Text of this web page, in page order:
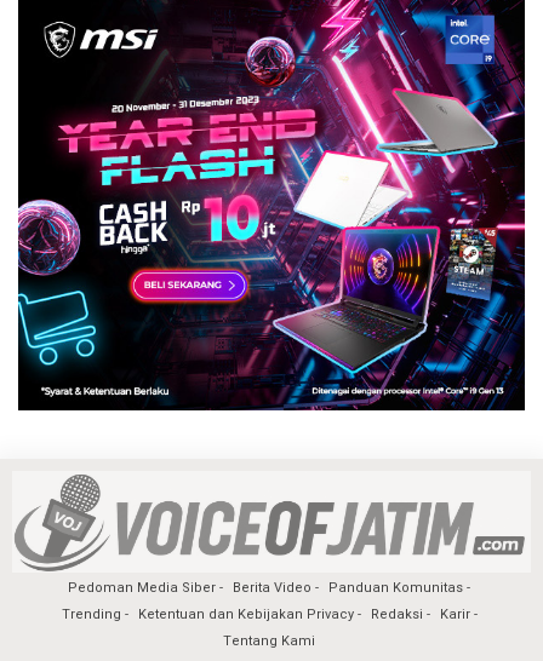
Pedoman Media Siber Berita Video
Panduan Komunitas
Trending
Ketentuan dan Kebijakan Privacy Redaksi
Karir
Tentang Kami